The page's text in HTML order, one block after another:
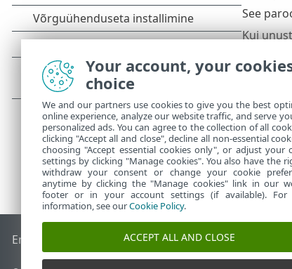
See
Kui
End of Life ESET-i teabebaasESET-i foorumESET
Your account, your
choice
We and our partners use cookies to give you the best
online experience, analyze our website traffic, and serve
personalized ads. You can agree to the collection of all
clicking "Accept all and close", decline all non-essential
choosing "Accept essential cookies only", or adjust your
settings by clicking "Manage cookies". You also have the
withdraw your consent or change your cookie
anytime by clicking the "Manage cookies" link in our
footer or in your account settings (if available). For
information, see ourCookie Policy.
ACCEPT ALL AND CLOSE